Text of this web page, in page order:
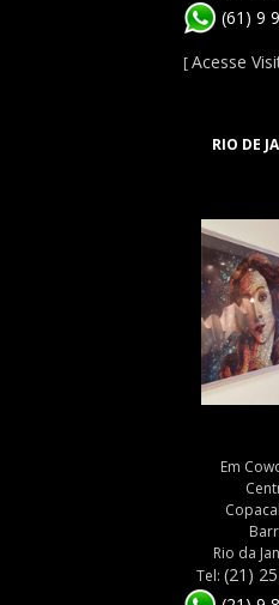
(61) 9
[Acesse
RIO DE
Em
Rio da
Tel: (21)